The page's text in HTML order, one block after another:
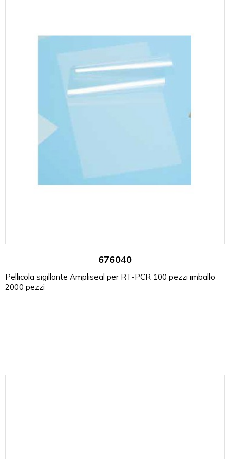
676040
Pellicola sigillante Ampliseal per RT-PCR 100 pezzi imballo
2000 pezzi